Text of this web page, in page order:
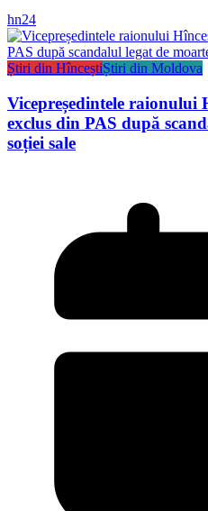
hn24
Știri din HînceștiȘtiri din Moldova
Vicepreședintele raionului
exclus din PAS după
soției sale